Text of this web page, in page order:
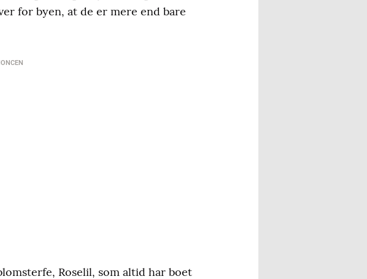
for byen, at de er mere end bare
Roselil, som altid har boet